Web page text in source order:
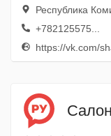
Республика Коми,
+782125575...
https://vk.com/